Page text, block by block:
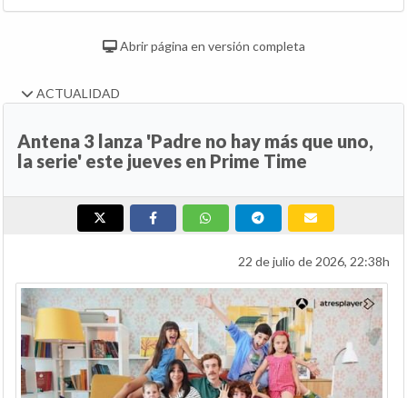
Abrir página en versión completa
ACTUALIDAD
Antena 3 lanza 'Padre no hay más que uno,
la serie' este jueves en Prime Time
22 de julio de 2026, 22:38h